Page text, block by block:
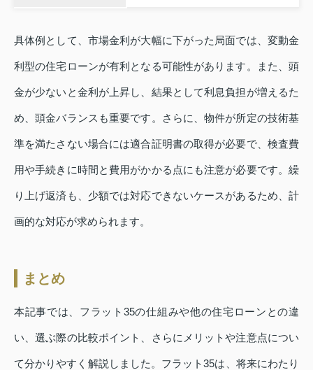
具体例として、市場金利が大幅に下がった局面では、変動金
利型の住宅ローンが有利となる可能性があります。また、頭
金が少ないと金利が上昇し、結果として利息負担が増えるた
め、頭金バランスも重要です。さらに、物件が所定の技術基
準を満たさない場合には適合証明書の取得が必要で、検査費
用や手続きに時間と費用がかかる点にも注意が必要です。繰
り上げ返済も、少額では対応できないケースがあるため、計
画的な対応が求められます。
まとめ
本記事では、フラット35の仕組みや他の住宅ローンとの違
い、選ぶ際の比較ポイント、さらにメリットや注意点につい
て分かりやすく解説しました。フラット35は、将来にわたり